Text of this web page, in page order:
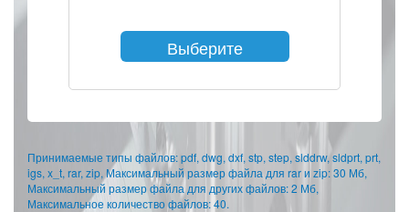
Выберите
Принимаемые типы файлов: pdf, dwg, dxf, stp, step, slddrw, sldprt, prt,
igs, x_t, rar, zip, Максимальный размер файла для rar и zip: 30 Мб,
Максимальный размер файла для других файлов: 2 Мб,
Максимальное количество файлов: 40.